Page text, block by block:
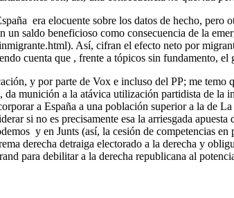
era elocuente sobre los datos de hecho,
saldo beneficioso como consecuencia de la
Así, cifran el efecto neto por
cuenta que , frente a tópicos sin fundamento, el
y por parte de Vox e incluso del PP; me
munición a la atávica utilización partidista de la
a España a una población superior a la de
si no es precisamente esa la arriesgada
y en Junts (así, la cesión de competencias
derecha detraiga electorado a la derecha y
para debilitar a la derecha republicana al